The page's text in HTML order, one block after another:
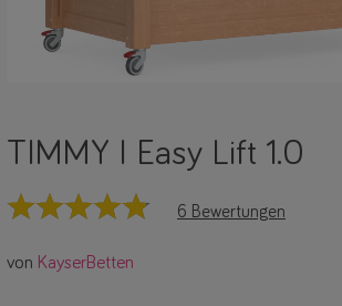
TIMMY I Easy Lift 1.0
6 Bewertungen
von KayserBetten